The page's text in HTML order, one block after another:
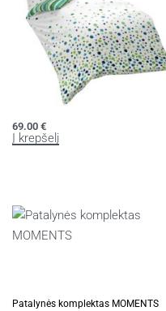
Patalynės komplektas RIVA
69.00 €
Į krepšelį
Patalynės komplektas MOMENTS